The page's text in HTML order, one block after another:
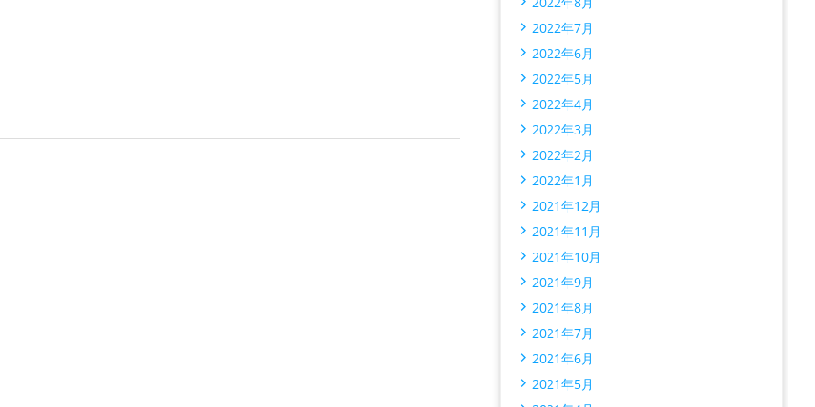
2022年7月
2022年6月
2022年5月
2022年4月
2022年3月
2022年2月
2022年1月
2021年12月
2021年11月
2021年10月
2021年9月
2021年8月
2021年7月
2021年6月
2021年5月